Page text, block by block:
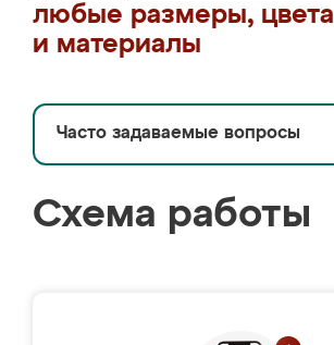
любые размеры, цвета
и материалы
Часто задаваемые вопросы
Схема работы